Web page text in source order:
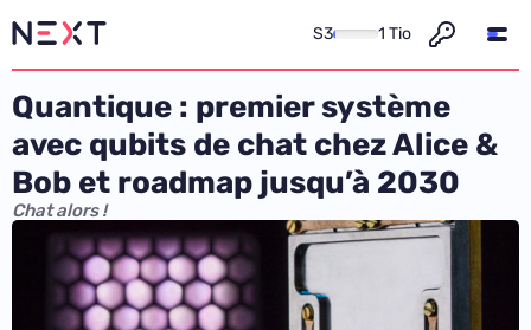
S3 1 Tio
Quantique : premier système
avec qubits de chat chez Alice &
Bob et roadmap jusqu’à 2030
Chat alors !